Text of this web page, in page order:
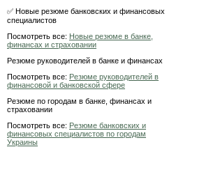
✅ Новые резюме банковских и финансовых
специалистов
Посмотреть все: Новые резюме в банке,
финансах и страховании
Резюме руководителей в банке и финансах
Посмотреть все: Резюме руководителей в
финансовой и банковской сфере
Резюме по городам в банке, финансах и
страховании
Посмотреть все: Резюме банковских и
финансовых специалистов по городам
Украины